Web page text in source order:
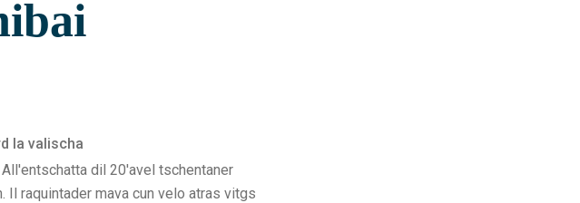
la valischa
dil 20'avel tschentaner
Il raquintader mava cun velo atras vitgs